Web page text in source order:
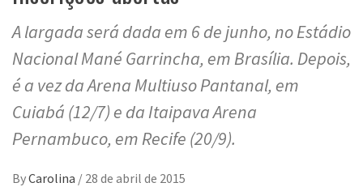
A largada será dada em 6 de junho, no Estádio
Nacional Mané Garrincha, em Brasília. Depois,
é a vez da Arena Multiuso Pantanal, em
Cuiabá (12/7) e da Itaipava Arena
Pernambuco, em Recife (20/9).
ByCarolina / 28 de abril de 2015